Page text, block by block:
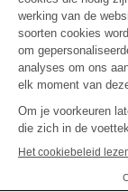
beeldvorming
experimenten
die door
gezonde
antwoorden op
voor een beter